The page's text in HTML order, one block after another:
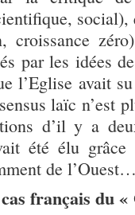
social),
croissance
par les idées
l’Eglise avait
laïc n’est
d’il y a
été élu grâce
de l’Ouest…
cas français du